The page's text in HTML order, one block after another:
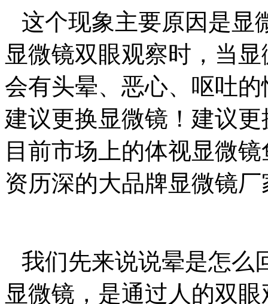
这个现象主要原因是显
显微镜双眼观察时，当
会有头晕、恶心、呕吐
建议更换显微镜！建议
目前市场上的体视显微
资历深的大品牌显微镜
我们先来说说晕是怎么
显微镜，是通过人的双